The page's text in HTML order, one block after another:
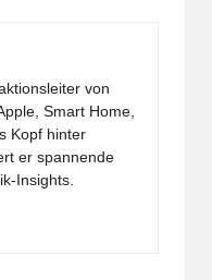
von
Smart Home,
Kopf hinter
er spannende
Insights.